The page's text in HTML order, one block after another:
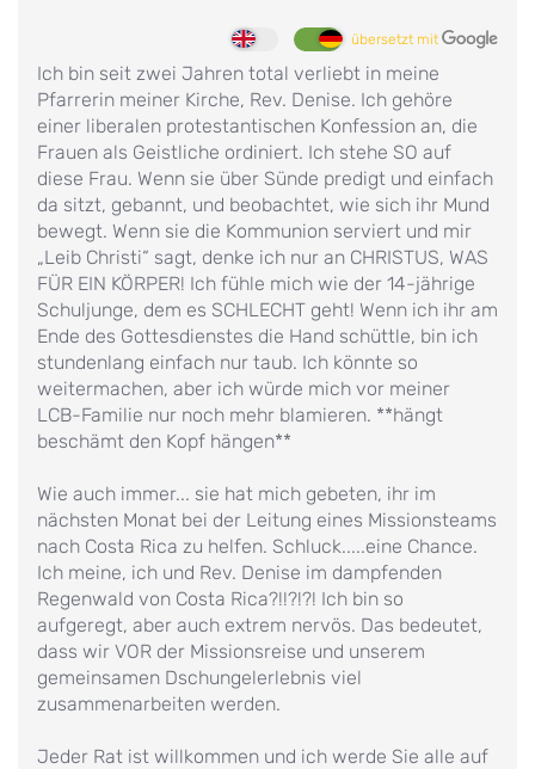
übersetzt mit
Ich bin seit zwei Jahren total verliebt in meine
Pfarrerin meiner Kirche, Rev. Denise. Ich gehöre
einer liberalen protestantischen Konfession an, die
Frauen als Geistliche ordiniert. Ich stehe SO auf
diese Frau. Wenn sie über Sünde predigt und einfach
da sitzt, gebannt, und beobachtet, wie sich ihr Mund
bewegt. Wenn sie die Kommunion serviert und mir
„Leib Christi“ sagt, denke ich nur an CHRISTUS, WAS
FÜR EIN KÖRPER! Ich fühle mich wie der 14-jährige
Schuljunge, dem es SCHLECHT geht! Wenn ich ihr am
Ende des Gottesdienstes die Hand schüttle, bin ich
stundenlang einfach nur taub. Ich könnte so
weitermachen, aber ich würde mich vor meiner
LCB-Familie nur noch mehr blamieren. **hängt
beschämt den Kopf hängen**
Wie auch immer... sie hat mich gebeten, ihr im
nächsten Monat bei der Leitung eines Missionsteams
nach Costa Rica zu helfen. Schluck.....eine Chance.
Ich meine, ich und Rev. Denise im dampfenden
Regenwald von Costa Rica?!!?!?! Ich bin so
aufgeregt, aber auch extrem nervös. Das bedeutet,
dass wir VOR der Missionsreise und unserem
gemeinsamen Dschungelerlebnis viel
zusammenarbeiten werden.
Jeder Rat ist willkommen und ich werde Sie alle auf